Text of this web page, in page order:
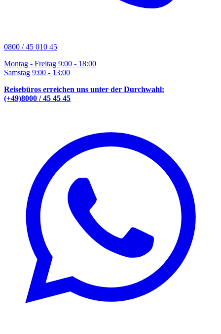
0800 / 45 010 45
Montag - Freitag 9:00 - 18:00
Samstag 9:00 - 13:00
Reisebüros erreichen uns unter der Durchwahl:
(+49)8000 / 45 45 45